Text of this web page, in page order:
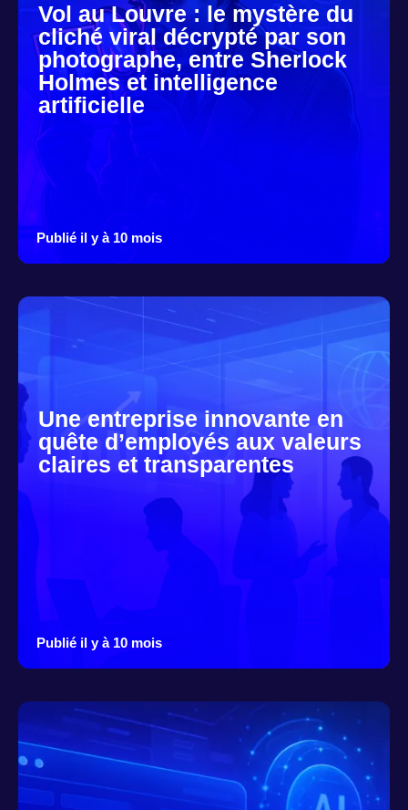
Vol au Louvre : le mystère du
cliché viral décrypté par son
photographe, entre Sherlock
Holmes et intelligence
artificielle
Publié il y à 10 mois
Une entreprise innovante en
quête d’employés aux valeurs
claires et transparentes
Publié il y à 10 mois